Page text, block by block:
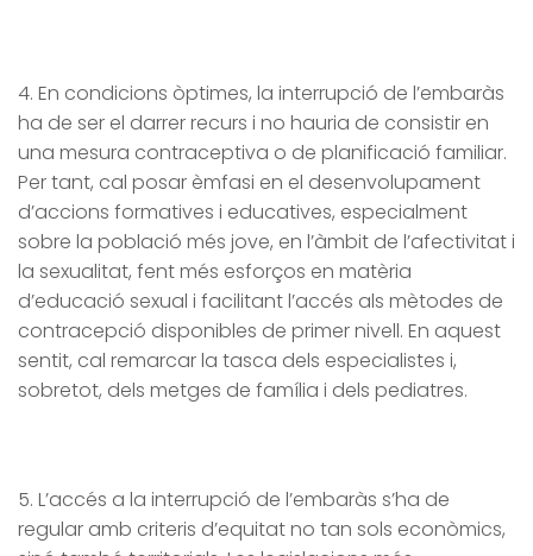
4. En condicions òptimes, la interrupció de l’embaràs
ha de ser el darrer recurs i no hauria de consistir en
una mesura contraceptiva o de planificació familiar.
Per tant, cal posar èmfasi en el desenvolupament
d’accions formatives i educatives, especialment
sobre la població més jove, en l’àmbit de l’afectivitat i
la sexualitat, fent més esforços en matèria
d’educació sexual i facilitant l’accés als mètodes de
contracepció disponibles de primer nivell. En aquest
sentit, cal remarcar la tasca dels especialistes i,
sobretot, dels metges de família i dels pediatres.
5. L’accés a la interrupció de l’embaràs s’ha de
regular amb criteris d’equitat no tan sols econòmics,